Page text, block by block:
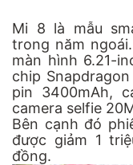
Mi 8 là mẫu
trong năm
màn hình 6.21-
chip
pin 3400mAh,
camera selfie
Bên cạnh đó
được giảm 1
đồng.